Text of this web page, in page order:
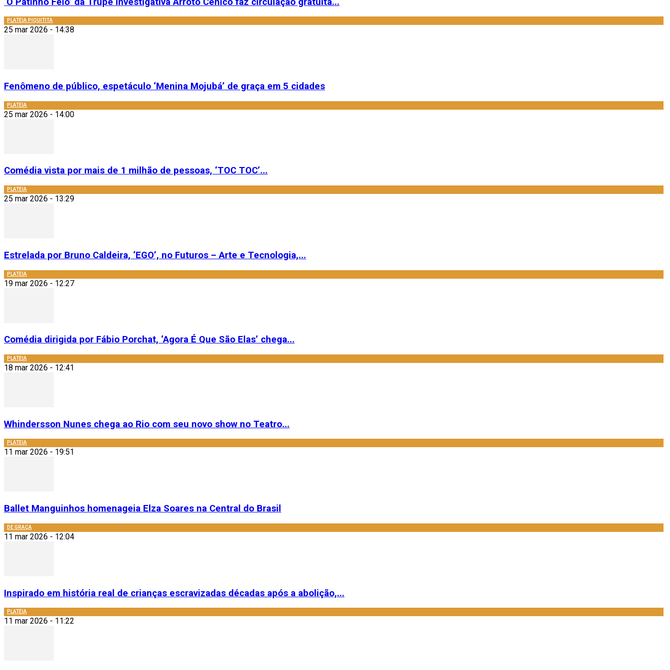
PLATEIA PIQUITITA
25 mar 2026 - 14:38
Fenômeno de público, espetáculo ‘Menina Mojubá’ de graça em 5 cidades
PLATEIA
25 mar 2026 - 14:00
Comédia vista por mais de 1 milhão de pessoas, ‘TOC TOC’...
PLATEIA
25 mar 2026 - 13:29
Estrelada por Bruno Caldeira, ‘EGO’, no Futuros – Arte e Tecnologia,...
PLATEIA
19 mar 2026 - 12:27
Comédia dirigida por Fábio Porchat, ‘Agora É Que São Elas’ chega...
PLATEIA
18 mar 2026 - 12:41
Whindersson Nunes chega ao Rio com seu novo show no Teatro...
PLATEIA
11 mar 2026 - 19:51
Ballet Manguinhos homenageia Elza Soares na Central do Brasil
DE GRAÇA
11 mar 2026 - 12:04
Inspirado em história real de crianças escravizadas décadas após a abolição,...
PLATEIA
11 mar 2026 - 11:22